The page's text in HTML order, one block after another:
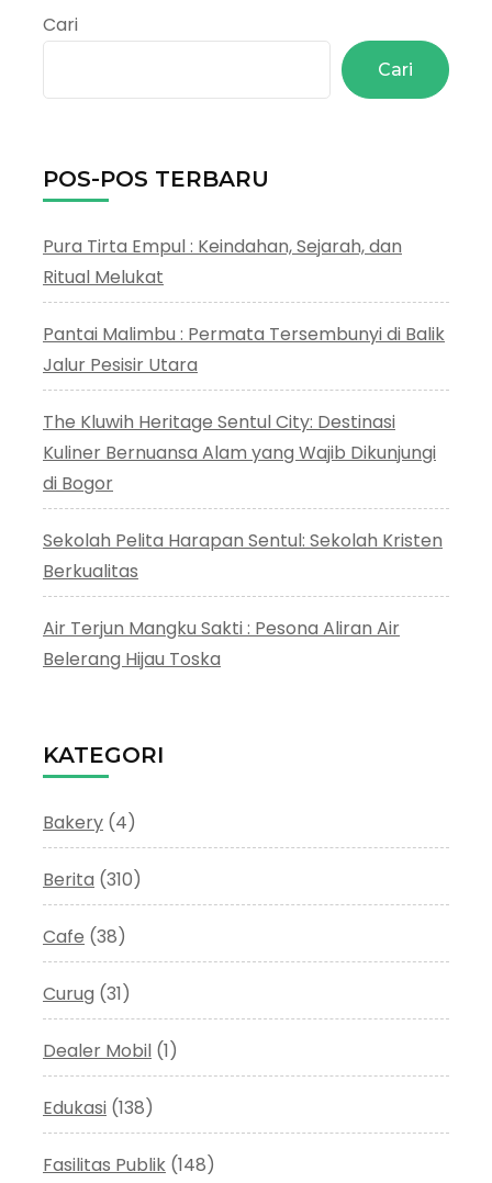
Cari
Cari
POS-POS TERBARU
Pura Tirta Empul : Keindahan, Sejarah, dan
Ritual Melukat
Pantai Malimbu : Permata Tersembunyi di Balik
Jalur Pesisir Utara
The Kluwih Heritage Sentul City: Destinasi
Kuliner Bernuansa Alam yang Wajib Dikunjungi
di Bogor
Sekolah Pelita Harapan Sentul: Sekolah Kristen
Berkualitas
Air Terjun Mangku Sakti : Pesona Aliran Air
Belerang Hijau Toska
KATEGORI
Bakery (4)
Berita (310)
Cafe (38)
Curug (31)
Dealer Mobil (1)
Edukasi (138)
Fasilitas Publik (148)